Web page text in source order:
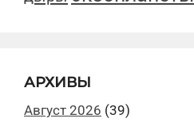
АРХИВЫ
Август 2026 (39)